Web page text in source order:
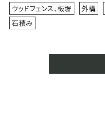
ウッドフェンス、板塀 外構
石積み